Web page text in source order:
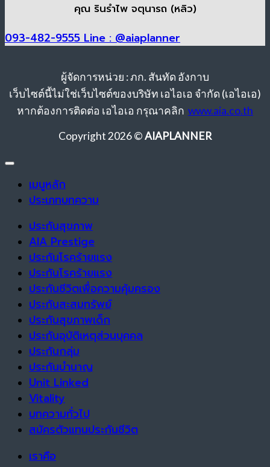
คุณ รินรำไพ จตุนารถ (หลิว)
093-482-9555 Line : @aiaplanner
ผู้จัดการหน่วย : ภก. สันทัด อังกาบ
เว็บไซต์นี้ไม่ใช่เว็บไซต์ของบริษัท เอไอเอ จำกัด (เอไอเอ)
หากต้องการติดต่อ เอไอเอ กรุณาคลิก www.aia.co.th
Copyright 2026 ©AIAPLANNER
เมนูหลัก
ประเภทบทความ
ประกันสุขภาพ
AIA Prestige
ประกันโรคร้ายแรง
ประกันโรคร้ายแรง
ประกันชีวิตเพื่อความคุ้มครอง
ประกันสะสมทรัพย์
ประกันสุขภาพเด็ก
ประกันอุบัติเหตุส่วนบุคคล
ประกันกลุ่ม
ประกันบำนาญ
Unit Linked
Vitality
บทความทั่วไป
สมัครตัวแทนประกันชีวิต
เราคือ